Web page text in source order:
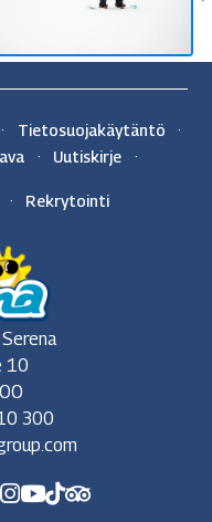
Tietosuojakäytäntö
Uutiskirje
Rekrytointi
10
300